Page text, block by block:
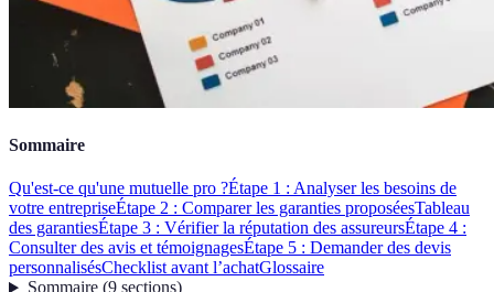
Sommaire
Qu'est-ce qu'une mutuelle pro ?Étape 1 : Analyser les besoins de
votre entrepriseÉtape 2 : Comparer les garanties proposéesTableau
des garantiesÉtape 3 : Vérifier la réputation des assureursÉtape 4 :
Consulter des avis et témoignagesÉtape 5 : Demander des devis
personnalisésChecklist avant l’achatGlossaire
Sommaire(9 sections)